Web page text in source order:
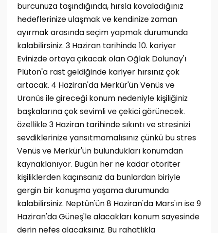
burcunuza taşındığında, hırsla kovaladığınız
hedeflerinize ulaşmak ve kendinize zaman
ayırmak arasında seçim yapmak durumunda
kalabilirsiniz. 3 Haziran tarihinde 10. kariyer
Evinizde ortaya çıkacak olan Oğlak Dolunay'ı
Plüton'a rast geldiğinde kariyer hırsınız çok
artacak. 4 Haziran'da Merkür'ün Venüs ve
Uranüs ile gireceği konum nedeniyle kişiliğiniz
başkalarına çok sevimli ve çekici görünecek.
özellikle 3 Haziran tarihinde sıkıntı ve stresinizi
sevdiklerinize yansıtmamalısınız çünkü bu stres
Venüs ve Merkür'ün bulundukları konumdan
kaynaklanıyor. Bugün her ne kadar otoriter
kişiliklerden kaçınsanız da bunlardan biriyle
gergin bir konuşma yaşama durumunda
kalabilirsiniz. Neptün'ün 8 Haziran'da Mars'ın ise 9
Haziran'da Güneş'le alacakları konum sayesinde
derin nefes alacaksınız. Bu rahatlıkla